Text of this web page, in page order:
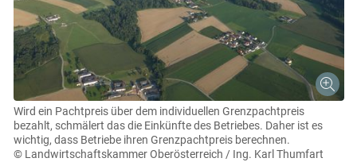
Wird ein Pachtpreis über dem individuellen Grenzpachtpreis
bezahlt, schmälert das die Einkünfte des Betriebes. Daher ist es
wichtig, dass Betriebe ihren Grenzpachtpreis berechnen.
© Landwirtschaftskammer Oberösterreich / Ing. Karl Thumfart